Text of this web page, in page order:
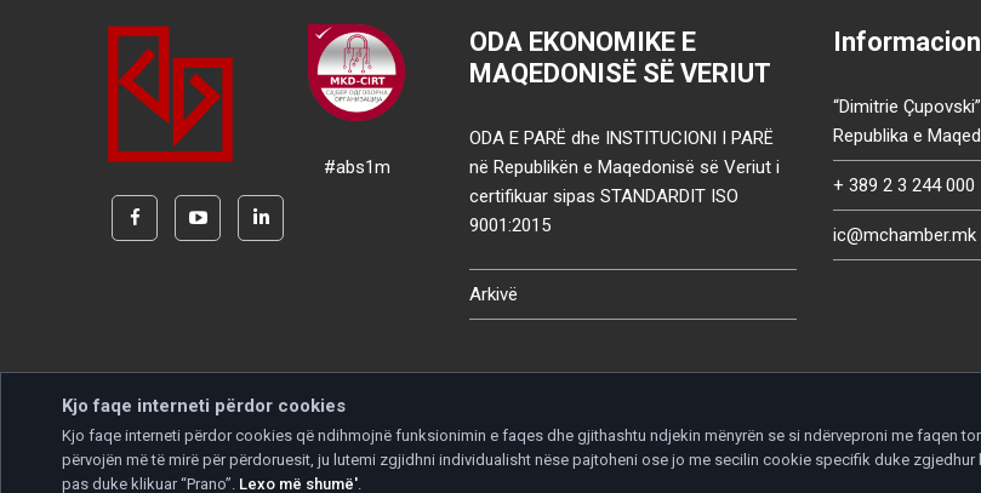
#abs1m
ODA EKONOMIKE E
MAQEDONISË SË VERIUT
ODA E PARË dhe INSTITUCIONI I PARË
në Republikën e Maqedonisë së Veriut i
certifikuar sipas STANDARDIT ISO
9001:2015
Arkivë
“Dimitrie
Republika e
+ 389 2 3 244 000
ic@mchamber.mk
Copyright © 2026 Developed by Unet. All rights reserved.
Kjo faqe interneti përdor cookies
Kjo faqe interneti përdor cookies që ndihmojnë funksionimin e faqes dhe gjithashtu ndjekin mënyrën se si ndërveproni me faqen
përvojën më të mirë për përdoruesit, ju lutemi zgjidhni individualisht nëse pajtoheni ose jo me secilin cookie specifik duke zgjedhur
pas duke klikuar “Prano”. Lexo më shumë'.